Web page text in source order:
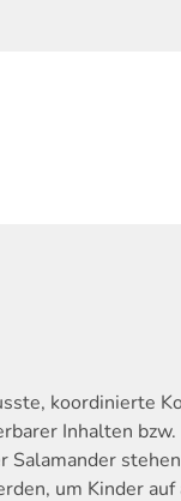
koordinierte
Inhalten bzw.
Salamander
um Kinder